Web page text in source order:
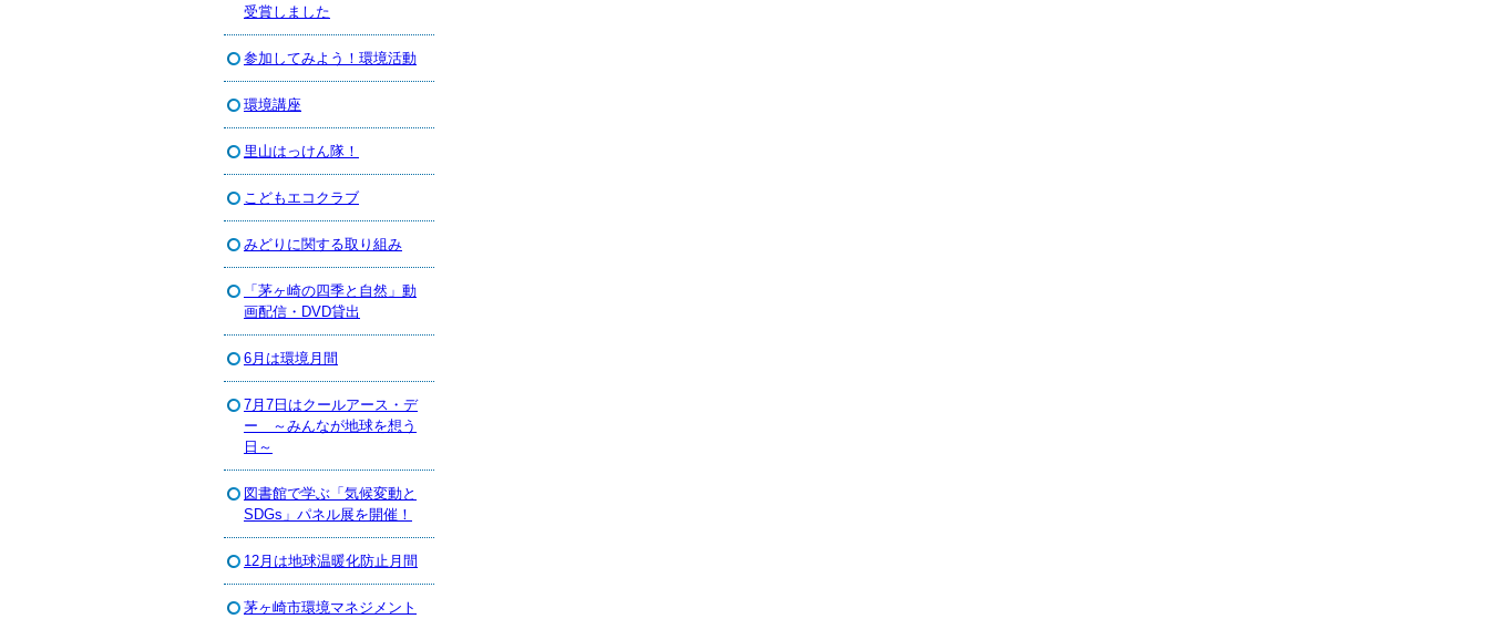
受賞しました
参加してみよう！環境活動
環境講座
里山はっけん隊！
こどもエコクラブ
みどりに関する取り組み
「茅ヶ崎の四季と自然」動
画配信・DVD貸出
6月は環境月間
7月7日はクールアース・デ
ー ～みんなが地球を想う
日～
図書館で学ぶ「気候変動と
SDGs」パネル展を開催！
12月は地球温暖化防止月間
茅ヶ崎市環境マネジメント